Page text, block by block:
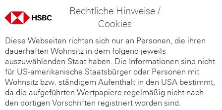
Rechtliche Hinweise /
Cookies
Diese Webseiten richten sich nur an Personen, die ihren
dauerhaften Wohnsitz in dem folgend jeweils
auszuwählenden Staat haben. Die Informationen sind nicht
für US-amerikanische Staatsbürger oder Personen mit
Wohnsitz bzw. ständigem Aufenthalt in den USA bestimmt,
da die aufgeführten Wertpapiere regelmäßig nicht nach
den dortigen Vorschriften registriert worden sind.